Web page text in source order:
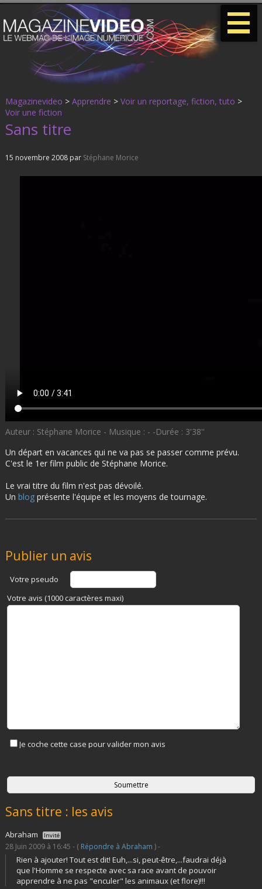
Magazinevideo > Apprendre > Voir un reportage, fiction, tuto >
Voir une fiction
Sans titre
15 novembre 2008 par Stéphane Morice
Auteur : Stéphane Morice - Musique : - -Durée : 3'38''
Un départ en vacances qui ne va pas se passer comme prévu.
C'est le 1er film public de Stéphane Morice.
Le vrai titre du film n'est pas dévoilé.
Un blogprésente l'équipe et les moyens de tournage.
Publier un avis
Votre pseudo
Votre avis (1000 caractères maxi)
Je coche cette case pour valider mon avis
Sans titre : les avis
Abraham Invité
28 Juin 2009 à 16:45 - ( Répondre à Abraham ) -
Rien à ajouter! Tout est dit! Euh,...si, peut-être,...faudrai déjà
que l'Homme se respecte avec sa race avant de pouvoir
apprendre à ne pas "enculer" les animaux (et flore)!!!
-
-
-